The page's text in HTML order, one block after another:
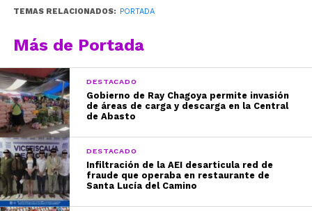
TEMAS RELACIONADOS: PORTADA
Más de Portada
DESTACADO
Gobierno de Ray Chagoya permite invasión
de áreas de carga y descarga en la Central
de Abasto
DESTACADO
Infiltración de la AEI desarticula red de
fraude que operaba en restaurante de
Santa Lucía del Camino